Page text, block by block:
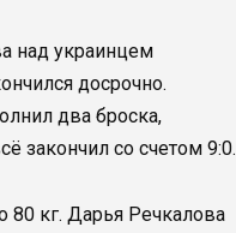
над украинцем
досрочно.
два броска,
закончил со счетом 9:0.
80 кг. Дарья Речкалова